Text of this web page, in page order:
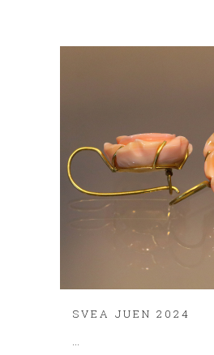
SVEA JUEN 2024
...